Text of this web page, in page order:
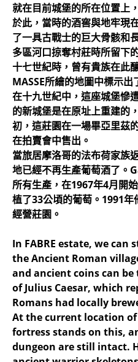
就在目前城堡的所在位置上
於此，當時的酒窖與地牢現
了一具古戰士的巨大骨骸和
多區河口掠奪村莊時所留下
十七世紀時，曾有貴族在此
MASSE所繪的地圖中標示
在十九世紀中，這座城堡慘
的新城堡是在原址上重建的
初，這莊園在一場畢亞里茲
在拍賣會中售出。
當旅居摩洛哥的法布荷家族
地已經不再生產葡萄酒了。
所有生產，在1967年4月開
植了33公頃的葡萄。1991
經營莊園。
In FABRE estate, we
the Ancient Roman
and ancient coins can
of Julius Caesar, which
Romans had locally
At the current location
fortress stands on this,
dungeon are still intact.